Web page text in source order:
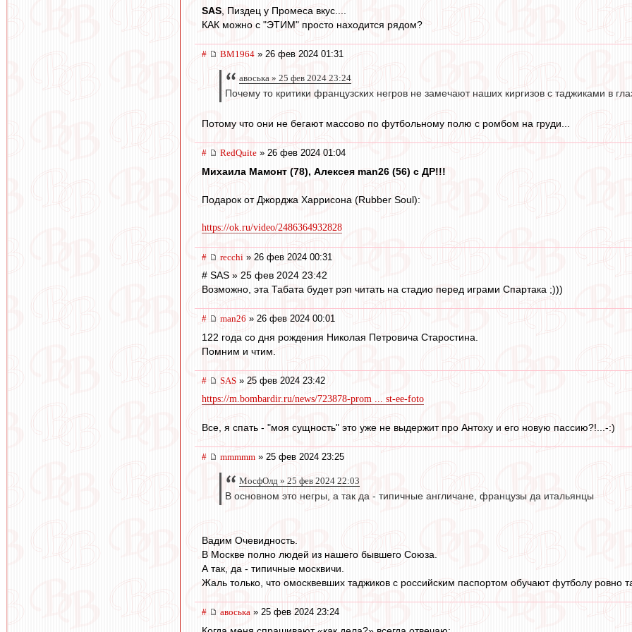
SAS , Пиздец у Промеса вкус....
КАК можно с "ЭТИМ" просто находится рядом?
# BM1964 » 26 фев 2024 01:31
авоська » 25 фев 2024 23:24
Почему то критики французских негров не замечают наших киргизов с таджиками в
Потому что они не бегают массово по футбольному полю с ромбом на груди...
# RedQuite » 26 фев 2024 01:04
Михаила Мамонт (78), Алексея man26 (56) с ДР!!!
Подарок от Джорджа Харрисона (Rubber Soul):
https://ok.ru/video/2486364932828
# recchi » 26 фев 2024 00:31
# SAS » 25 фев 2024 23:42
Возможно, эта Табата будет рэп читать на стадио перед играми Спартака ;)))
# man26 » 26 фев 2024 00:01
122 года со дня рождения Николая Петровича Старостина.
Помним и чтим.
# SAS » 25 фев 2024 23:42
https://m.bombardir.ru/news/723878-prom ... st-ee-foto
Все, я спать - "моя сущность" это уже не выдержит про Антоху и его новую пассию?!...-:)
# mmmmm » 25 фев 2024 23:25
МосфОлд » 25 фев 2024 22:03
В основном это негры, а так да - типичные англичане, французы да итальянцы
Вадим Очевидность.
В Москве полно людей из нашего бывшего Союза.
А так, да - типичные москвичи.
Жаль только, что омосквевших таджиков с российским паспортом обучают футболу ровно
# авоська » 25 фев 2024 23:24